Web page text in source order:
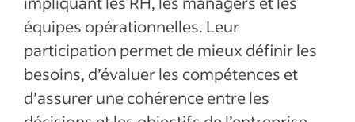
équipes opérationnelles. Leur
participation permet de mieux définir les
besoins, d’évaluer les compétences et
d’assurer une cohérence entre les